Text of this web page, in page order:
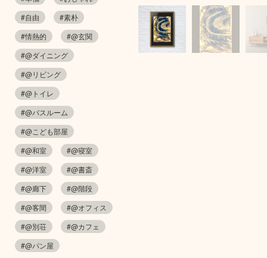
#自由
#素朴
#情熱的
#@玄関
#@ダイニング
#@リビング
#@トイレ
#@バスルーム
#@こども部屋
#@和室
#@寝室
#@洋室
#@書斎
#@廊下
#@階段
#@客間
#@オフィス
#@別荘
#@カフェ
#@パン屋